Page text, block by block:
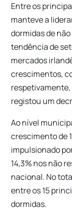
Entre os
manteve a
dormidas de
tendência de
mercados
crescimentos,
registou um
Ao nível
crescimento de
impulsionado
14,3% nos não
nacional. No
entre os 15
dormidas.